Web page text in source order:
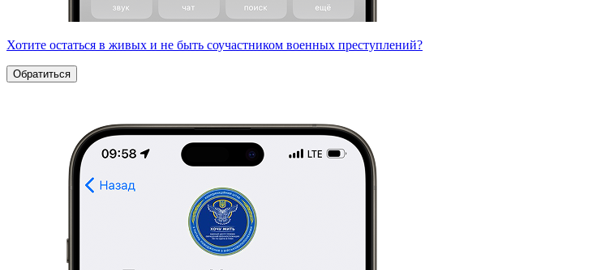
Хотите остаться в живых и не быть соучастником военных преступлений?
Обратиться